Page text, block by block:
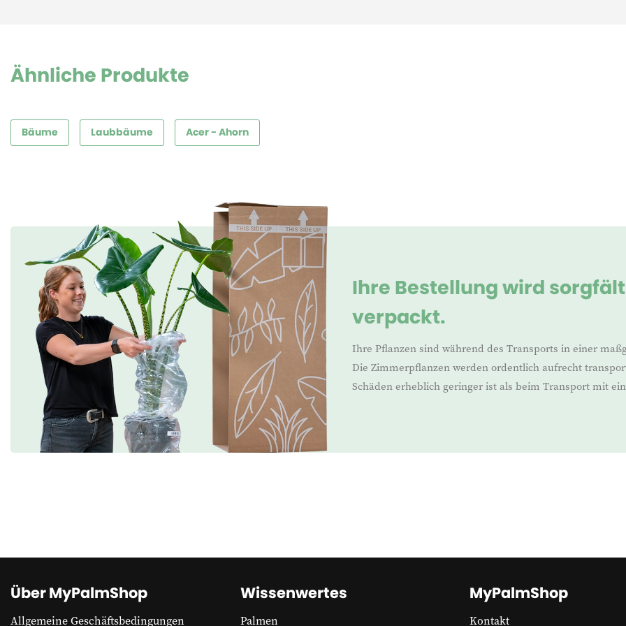
Ähnliche Produkte
Bäume Laubbäume Acer - Ahorn
Ihre Bestellung wird
verpackt.
Ihre Pflanzen sind während des Transports in einer
Die Zimmerpflanzen werden ordentlich aufrecht
Schäden erheblich geringer ist als beim Transport mit
Über MyPalmShop
Allgemeine Geschäftsbedingungen
Wissenwertes
Palmen
MyPalmShop
Kontakt